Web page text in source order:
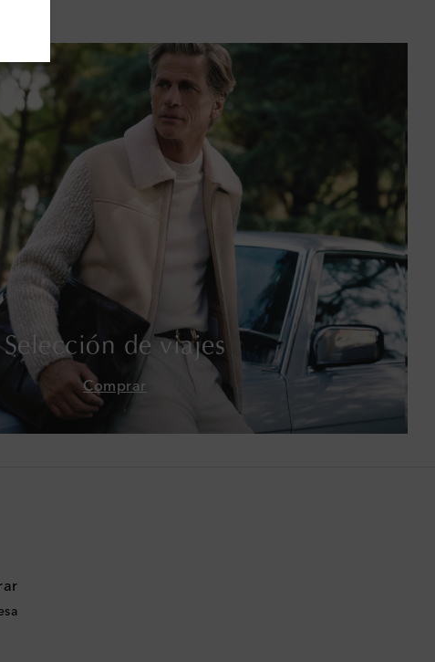
Selección de viajes
Comprar
Baréin
Bélgica
Bermudas
Bosnia y Herzegovina
Botsuana